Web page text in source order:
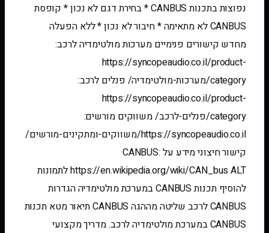
נפוצות בתכנות CANBUS * בחירת דגם לא נכון * קופסת
CANBUS לא מתאימה * חיבור לא נכון * ללא הפעלה
מחדש קישורים פנימיים מערכות מולטימדיה לרכב:
https://syncopeaudio.co.il/product-
category/מערכות-מולטימדיה/ פנלים לרכב:
https://syncopeaudio.co.il/product-
category/פנלים-לרכב/ משווקים מורשים:
https://syncopeaudio.co.il/משווקים-ומתקינים-מורשים/
קישור חיצוני מידע על CANBUS:
https://en.wikipedia.org/wiki/CAN_bus ALT לתמונות
להוסיף תכנות CANBUS במערכת מולטימדיה הגדרות
CANBUS לרכב שליטה מההגה CANBUS תיאור מטא תכנות
CANBUS במערכת מולטימדיה לרכב. מדריך מקצועי